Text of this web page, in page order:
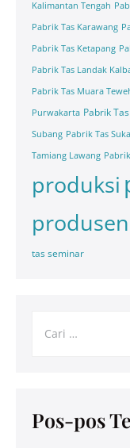
Kalimantan Tengah
Pabrik Tas Karawang
Pabrik Tas Ketapang
Pabrik Tas Landak
Pabrik Tas Muara
Purwakarta Pabrik
Subang Pabrik Tas
Tamiang Lawang
produksi
produsen
tas seminar
Pos-pos